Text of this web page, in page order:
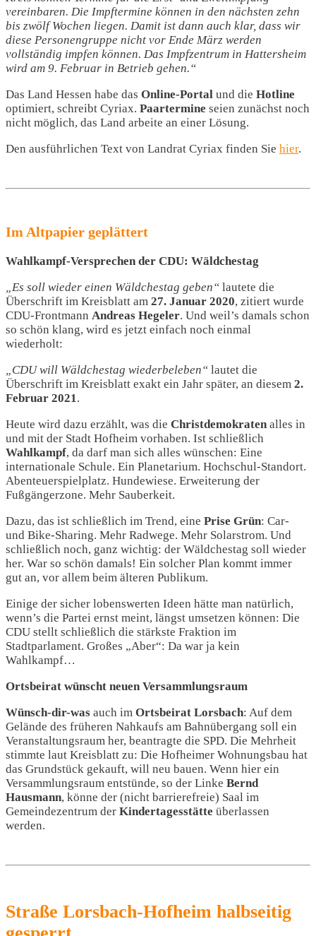
vereinbaren. Die Impftermine können in den nächsten zehn
bis zwölf Wochen liegen. Damit ist dann auch klar, dass wir
diese Personengruppe nicht vor Ende März werden
vollständig impfen können. Das Impfzentrum in Hattersheim
wird am 9. Februar in Betrieb gehen.“
Das Land Hessen habe das Online-Portal und die Hotline
optimiert, schreibt Cyriax. Paartermine seien zunächst noch
nicht möglich, das Land arbeite an einer Lösung.
Den ausführlichen Text von Landrat Cyriax finden Sie hier.
Im Altpapier geplättert
Wahlkampf-Versprechen der CDU: Wäldchestag
„Es soll wieder einen Wäldchestag geben“ lautete die
Überschrift im Kreisblatt am 27. Januar 2020, zitiert wurde
CDU-Frontmann Andreas Hegeler. Und weil’s damals schon
so schön klang, wird es jetzt einfach noch einmal
wiederholt:
„CDU will Wäldchestag wiederbeleben“ lautet die
Überschrift im Kreisblatt exakt ein Jahr später, an diesem 2.
Februar 2021 .
Heute wird dazu erzählt, was die Christdemokraten alles in
und mit der Stadt Hofheim vorhaben. Ist schließlich
Wahlkampf, da darf man sich alles wünschen: Eine
internationale Schule. Ein Planetarium. Hochschul-Standort.
Abenteuerspielplatz. Hundewiese. Erweiterung der
Fußgängerzone. Mehr Sauberkeit.
Dazu, das ist schließlich im Trend, eine Prise Grün: Car-
und Bike-Sharing. Mehr Radwege. Mehr Solarstrom. Und
schließlich noch, ganz wichtig: der Wäldchestag soll wieder
her. War so schön damals! Ein solcher Plan kommt immer
gut an, vor allem beim älteren Publikum.
Einige der sicher lobenswerten Ideen hätte man natürlich,
wenn’s die Partei ernst meint, längst umsetzen können: Die
CDU stellt schließlich die stärkste Fraktion im
Stadtparlament. Großes „Aber“: Da war ja kein
Wahlkampf…
Ortsbeirat wünscht neuen Versammlungsraum
Wünsch-dir-was auch im Ortsbeirat Lorsbach: Auf dem
Gelände des früheren Nahkaufs am Bahnübergang soll ein
Veranstaltungsraum her, beantragte die SPD. Die Mehrheit
stimmte laut Kreisblatt zu: Die Hofheimer Wohnungsbau hat
das Grundstück gekauft, will neu bauen. Wenn hier ein
Versammlungsraum entstünde, so der Linke Bernd
Hausmann, könne der (nicht barrierefreie) Saal im
Gemeindezentrum der Kindertagesstätte überlassen
werden.
Straße Lorsbach-Hofheim halbseitig